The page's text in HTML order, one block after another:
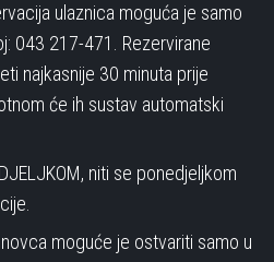
ulaznica moguća je samo
043 217-471. Rezervirane
najkasnije 30 minuta prije
će ih sustav automatski
niti se ponedjeljkom
moguće je ostvariti samo u